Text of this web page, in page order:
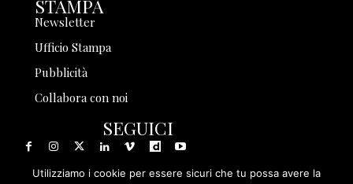
STAMPA
Newsletter
Ufficio Stampa
Pubblicità
Collabora con noi
SEGUICI
Utilizziamo i cookie per essere sicuri che tu possa avere la